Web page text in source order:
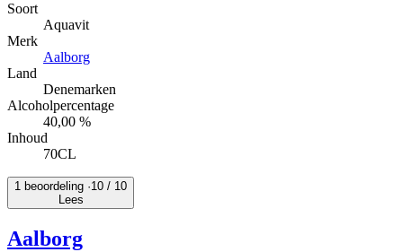
Soort
Aquavit
Merk
Aalborg
Land
Denemarken
Alcoholpercentage
40,00 %
Inhoud
70CL
1 beoordeling ·10 / 10
Lees
Aalborg